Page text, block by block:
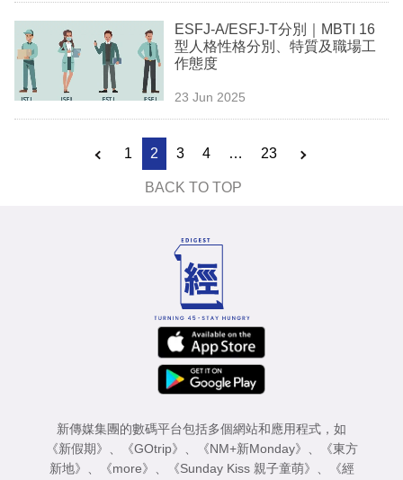
ESFJ-A/ESFJ-T分別｜MBTI 16
型人格性格分別、特質及職場工
作態度
23 Jun 2025
1 2 3 4 … 23
BACK TO TOP
新傳媒集團的數碼平台包括多個網站和應用程式，如
《新假期》 、 《GOtrip》 、 《NM+新Monday》 、
《東方
新地》 、 《more》 、 《Sunday Kiss 親子童萌》 、
《經